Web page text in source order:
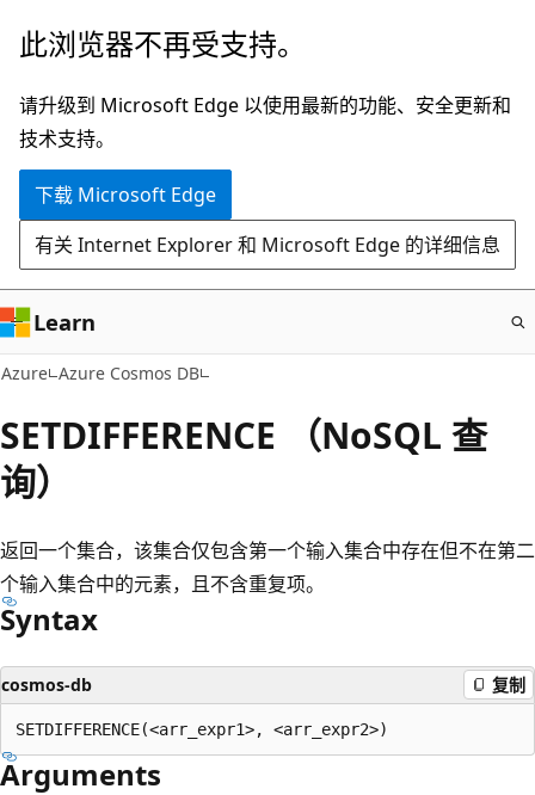
跳
主
要
内
此浏览器不再受支持。
请升级到 Microsoft Edge 以使用最新的功能、安全更新和
技术支持。
下载 Microsoft Edge
有关 Internet Explorer 和 Microsoft Edge 的详细信息
Learn
Azure Azure Cosmos DB
SETDIFFERENCE （NoSQL 查
询）
返回一个集合，该集合仅包含第一个输入集合中存在但不在第二
个输入集合中的元素，且不含重复项。
Syntax
cosmos-db 复制
Arguments